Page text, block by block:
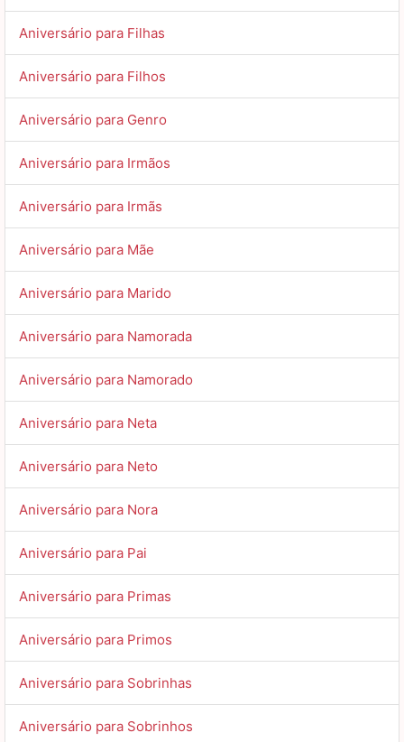
Aniversário para Filhas
Aniversário para Filhos
Aniversário para Genro
Aniversário para Irmãos
Aniversário para Irmãs
Aniversário para Mãe
Aniversário para Marido
Aniversário para Namorada
Aniversário para Namorado
Aniversário para Neta
Aniversário para Neto
Aniversário para Nora
Aniversário para Pai
Aniversário para Primas
Aniversário para Primos
Aniversário para Sobrinhas
Aniversário para Sobrinhos